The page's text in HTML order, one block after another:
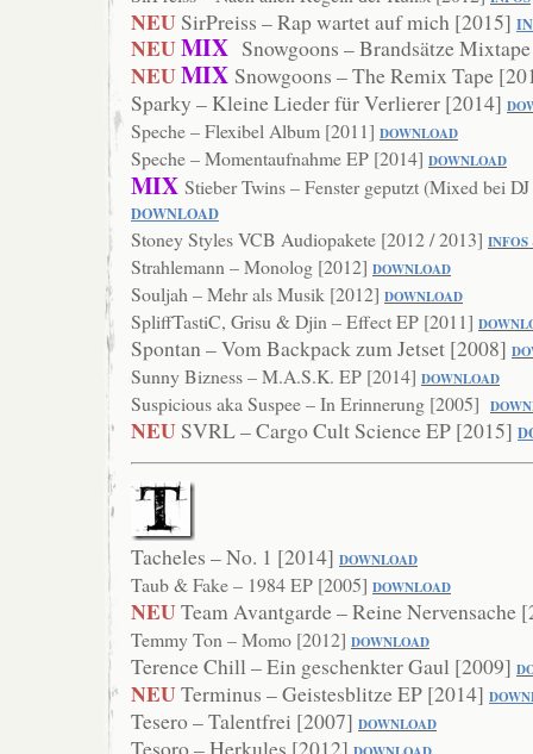
NEUSirPreiss – Rap wartet auf mich [2015]
NEUMIX Snowgoons – Brandsätze
NEUMIX Snowgoons – The Remix Tape
Sparky – Kleine Lieder für Verlierer [2014]
Speche – Flexibel Album [2011] DOWNLOAD
Speche – Momentaufnahme EP [2014] DOWNLOAD
MIX Stieber Twins – Fenster geputzt (Mixed bei
DOWNLOAD
Stoney Styles VCB Audiopakete [2012 / 2013] INFOS
Strahlemann – Monolog [2012] DOWNLOAD
Souljah – Mehr als Musik [2012] DOWNLOAD
SpliffTastiC, Grisu & Djin – Effect EP [2011] DO
Spontan – Vom Backpack zum Jetset [2008]
Sunny Bizness – M.A.S.K. EP [2014] DOWNLOAD
Suspicious aka Suspee – In Erinnerung [2005]
NEUSVRL – Cargo Cult Science EP [2015]
Tacheles – No. 1 [2014] DOWNLOAD
Taub & Fake – 1984 EP [2005] DOWNLOAD
NEUTeam Avantgarde – Reine Nervensache
Temmy Ton – Momo [2012] DOWNLOAD
Terence Chill – Ein geschenkter Gaul [2009]
NEUTerminus – Geistesblitze EP [2014]
Tesero – Talentfrei [2007] DOWNLOAD
Tesoro – Herkules [2012]